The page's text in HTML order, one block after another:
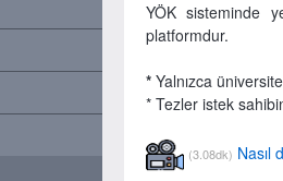
YÖK sisteminde
platformdur.
* Yalnızca
* Tezler istek
(3.08dk) Nasıl